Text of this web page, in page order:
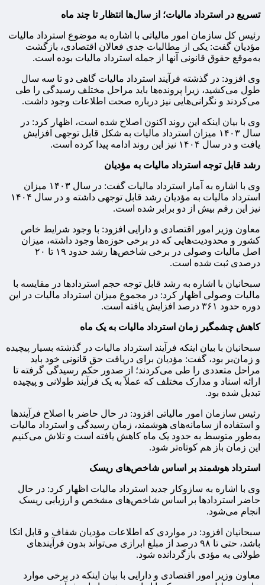
تسریع در استرداد مالیات؛ از سال‌ها انتظار تا چند ماه
رئیس کل سازمان امور مالیاتی با اشاره به موضوع استرداد مالیات
مؤدیان گفت: یکی از مطالبات جدی فعالان اقتصادی، بازگشت
به‌موقع حقوق قانونی آنها از جمله استرداد مالیات بوده است.
وی افزود: در گذشته فرآیند استرداد مالیات گاهی دو تا سه سال
طول می‌کشید، زیرا پرونده‌ها باید مراحل مختلف رسیدگی را طی
می‌کردند و نگرانی‌هایی نیز درباره صحت اطلاعات وجود داشت.
وی با بیان اینکه این روند اکنون اصلاح شده است، اظهار کرد: در
سال ۱۴۰۳ میزان استرداد مالیات به شکل قابل توجهی افزایش
یافت و در سال ۱۴۰۴ نیز این روند ادامه پیدا کرده است.
رشد قابل توجه استرداد مالیات به مؤدیان
وی با اشاره به آمار استرداد مالیات گفت: در سال ۱۴۰۳ میزان
استرداد مالیات به مؤدیان رشد قابل توجهی داشته و در سال ۱۴۰۴
نیز این رقم بیش از دو برابر شده است.
معاون وزیر امور اقتصادی و دارایی افزود: با وجود شرایط خاص
کشور و محدودیت‌هایی که در برخی حوزه‌ها وجود داشته، میزان
اصل مالیات وصولی در برخی شاخص‌ها رشد حدود ۱۹ تا ۲۰
درصدی ثبت شده است.
سبحانیان با اشاره به رشد قابل توجه حجم استردادها در مقایسه با
مالیات وصولی اظهار کرد: در مجموع میزان استرداد مالیات در این
دوره حدود ۳۶۱ درصد افزایش یافته است.
کاهش چشمگیر زمان استرداد مالیات به یک ماه
سبحانیان با بیان اینکه فرآیند استرداد مالیات در گذشته بسیار پیچیده
و زمان‌بر بود، گفت: مؤدیان برای دریافت حق قانونی خود باید
مراحل متعددی را طی می‌کردند؛ از صدور حکم رسیدگی گرفته تا
ارائه اسناد و مدارک مختلف که عملاً به یک فرآیند طولانی و پیچیده
تبدیل شده بود.
رئیس سازمان امور مالیاتی افزود: در حال حاضر با اصلاح فرآیندها
و استفاده از سامانه‌های هوشمند، زمان رسیدگی و استرداد مالیات
به‌طور متوسط به حدود یک ماه کاهش یافته است و تلاش می‌کنیم
این زمان باز هم کوتاه‌تر شود.
استرداد هوشمند بر اساس شاخص‌های ریسک
وی با اشاره به سازوکار جدید استرداد مالیات اظهار کرد: در حال
حاضر استردادها بر اساس شاخص‌های مشخص و ارزیابی ریسک
انجام می‌شود.
سبحانیان افزود: در مواردی که اطلاعات مؤدیان شفاف و قابل اتکا
باشد، حتی تا ۹۸ درصد از مبلغ ابرازی می‌تواند بدون فرآیندهای
طولانی به مؤدی بازگردانده شود.
معاون وزیر امور اقتصادی و دارایی با بیان اینکه در برخی موارد